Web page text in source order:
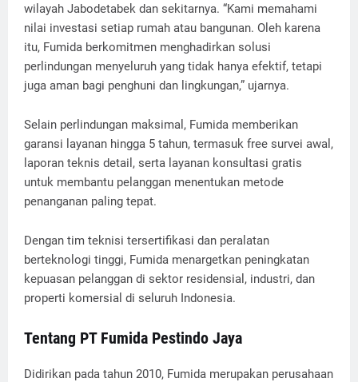
wilayah Jabodetabek dan sekitarnya. “Kami memahami
nilai investasi setiap rumah atau bangunan. Oleh karena
itu, Fumida berkomitmen menghadirkan solusi
perlindungan menyeluruh yang tidak hanya efektif, tetapi
juga aman bagi penghuni dan lingkungan,” ujarnya.
Selain perlindungan maksimal, Fumida memberikan
garansi layanan hingga 5 tahun, termasuk free survei awal,
laporan teknis detail, serta layanan konsultasi gratis
untuk membantu pelanggan menentukan metode
penanganan paling tepat.
Dengan tim teknisi tersertifikasi dan peralatan
berteknologi tinggi, Fumida menargetkan peningkatan
kepuasan pelanggan di sektor residensial, industri, dan
properti komersial di seluruh Indonesia.
Tentang PT Fumida Pestindo Jaya
Didirikan pada tahun 2010, Fumida merupakan perusahaan